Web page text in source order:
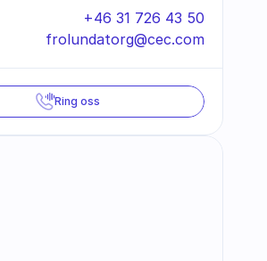
+46 31 726 43 50
frolundatorg@cec.com
Ring oss